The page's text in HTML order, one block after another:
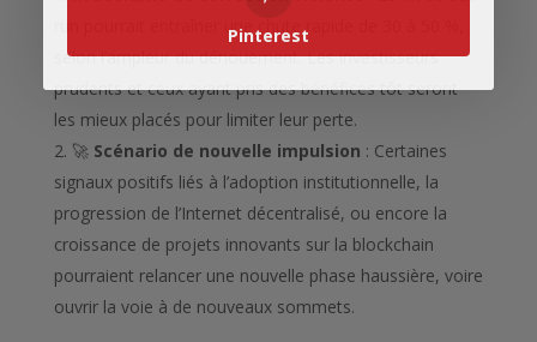
run pourrait entraîner une chute rapide de 30 à 50 %,
selon l’ampleur du dénouement. Les investisseurs
prudents et ceux ayant pris des bénéfices tôt seront
les mieux placés pour limiter leur perte.
🚀 Scénario de nouvelle impulsion : Certaines
signaux positifs liés à l’adoption institutionnelle, la
progression de l’Internet décentralisé, ou encore la
croissance de projets innovants sur la blockchain
pourraient relancer une nouvelle phase haussière, voire
ouvrir la voie à de nouveaux sommets.
Pinterest